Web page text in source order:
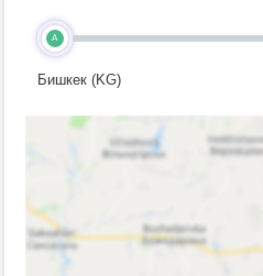
A
Бишкек (KG)